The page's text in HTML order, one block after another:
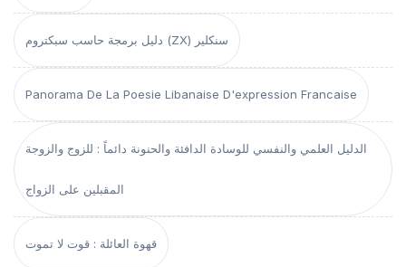
دليل برمجة حاسب سبكتروم (ZX) سنكلير
Panorama De La Poesie Libanaise D'expression Francaise
الدليل العلمي والنفسي للوسادة الدافئة والحنونة دائماً : للزوج والزوجة
المقبلين على الزواج
قهوة العائلة : قوت لا تموت